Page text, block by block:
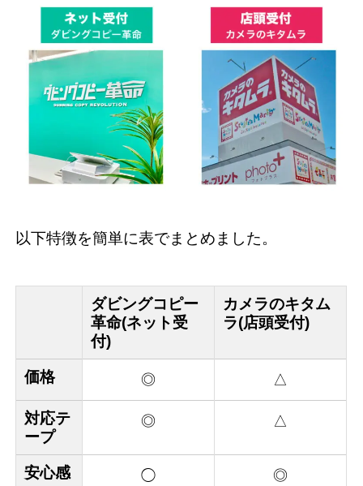
以下特徴を簡単に表でまとめました。
ダビングコピー
革命(ネット受
付)
カメラのキタム
ラ(店頭受付)
価格 ◎ △
対応テ
ープ
◎ △
安心感 ◯ ◎